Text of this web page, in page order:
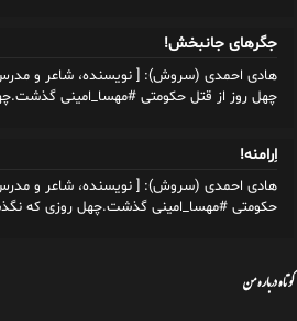
جگرهای جانبخش!
چهل روز از قتل حکومتی #مهسا_امینی
اِرامنه!
حکومتی #مهسا_امینی گذشت.چهل روزی که
کوتاه درباره من